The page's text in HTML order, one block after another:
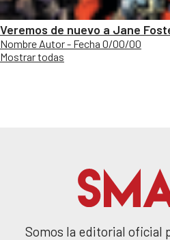
Veremos de nuevo a Jane
Nombre Autor - Fecha 0/00/00
Mostrar todas
Somos la editorial oficial